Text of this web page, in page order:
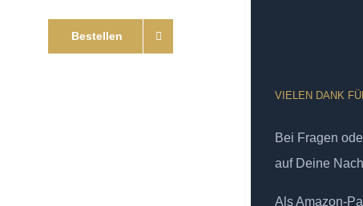
Bestellen
VIELEN DANK
Bei Fragen
auf Deine
Als Amazon-